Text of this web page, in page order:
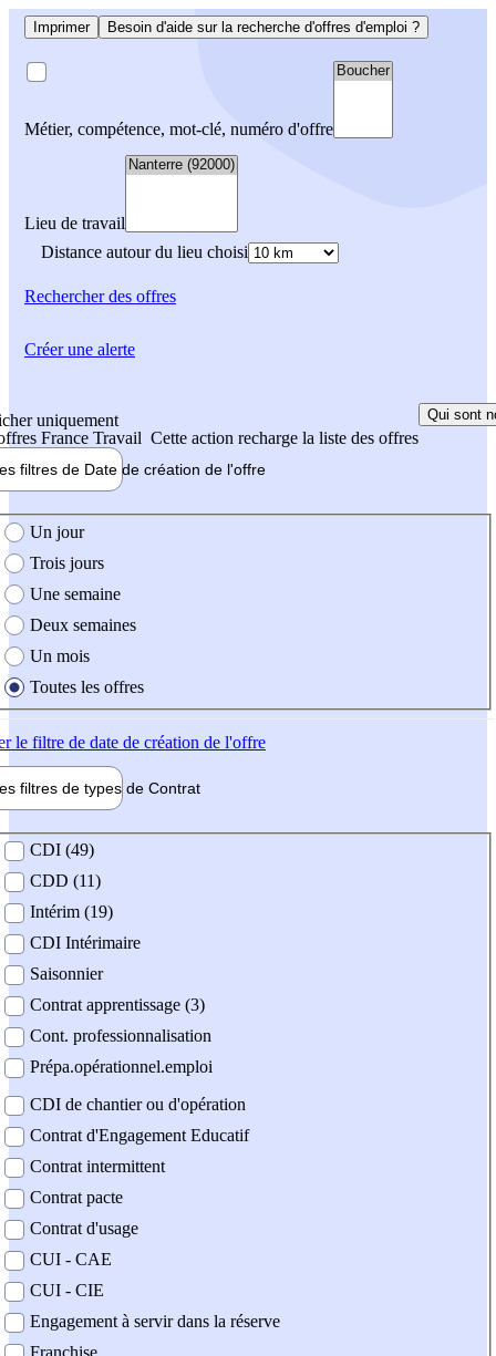
Imprimer Besoin d'aide sur la recherche d'offres d'emploi ?
Métier, compétence, mot-clé, numéro d'offre
Lieu de travail
Distance autour du lieu choisi
Rechercherdes offres
uniquement
France Travail Cette action recharge la liste des offres
Qui sont
filtres de Date de création de l'offre
création de l'offre
Un jour
Trois jours
Une semaine
Deux semaines
Un mois
Toutes les offres
le filtre de date de création de l'offre
filtres de types de Contrat
contrat
CDI (49)
CDD (11)
Intérim (19)
CDI Intérimaire
Saisonnier
Contrat apprentissage (3)
Cont. professionnalisation
Prépa.opérationnel.emploi
CDI de chantier ou d'opération
Contrat d'Engagement Educatif
Contrat intermittent
Contrat pacte
Contrat d'usage
CUI - CAE
CUI - CIE
Engagement à servir dans la réserve
Créer une alerte